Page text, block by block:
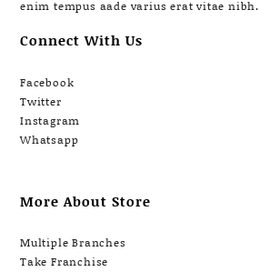
enim tempus aade varius erat vitae nibh.
Connect With Us
Facebook
Twitter
Instagram
Whatsapp
More About Store
Multiple Branches
Take Franchise